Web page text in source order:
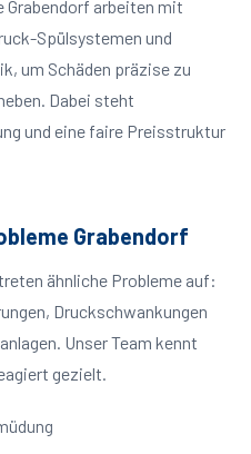
Grabendorf arbeiten mit
Spülsystemen und
um Schäden präzise zu
Dabei steht
und eine faire Preisstruktur
Grabendorf
ähnliche Probleme auf:
Druckschwankungen
Unser Team kennt
gezielt.